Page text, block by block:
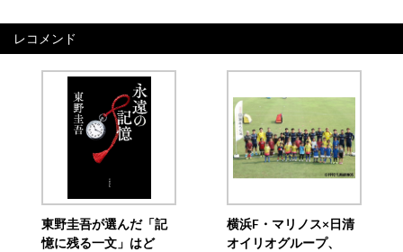
レコメンド
東野圭吾が選んだ「記
憶に残る一文」はど
横浜F・マリノス×日清
オイリオグループ、